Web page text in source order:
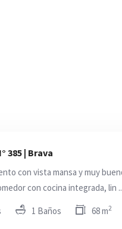
385 | Brava
con vista mansa y muy
con cocina integrada, lin
1 Baños 68 m2